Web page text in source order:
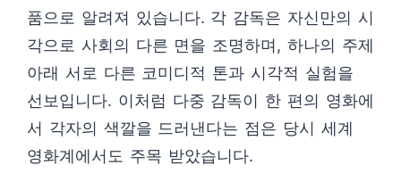
품으로 알려져 있습니다. 각 감독은 자신만의 시
각으로 사회의 다른 면을 조명하며, 하나의 주제
아래 서로 다른 코미디적 톤과 시각적 실험을
선보입니다. 이처럼 다중 감독이 한 편의 영화에
서 각자의 색깔을 드러낸다는 점은 당시 세계
영화계에서도 주목 받았습니다.